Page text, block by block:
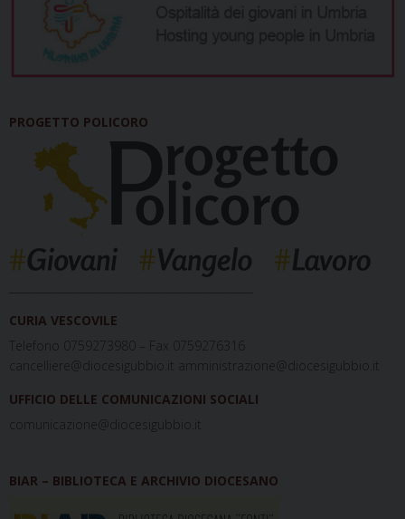
PROGETTO POLICORO
CURIA VESCOVILE
Telefono 0759273980 – Fax 0759276316
cancelliere@diocesigubbio.it amministrazione@diocesigubbio.it
UFFICIO DELLE COMUNICAZIONI SOCIALI
comunicazione@diocesigubbio.it
BIAR – BIBLIOTECA E ARCHIVIO DIOCESANO